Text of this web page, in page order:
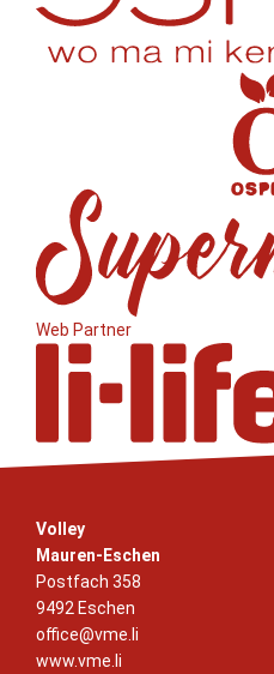
Web Partner
Volley
Mauren-Eschen
Postfach 358
9492 Eschen
office@vme.li
www.vme.li